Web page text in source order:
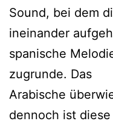
Sound, bei dem
ineinander
spanische
zugrunde. Das
Arabische
dennoch ist